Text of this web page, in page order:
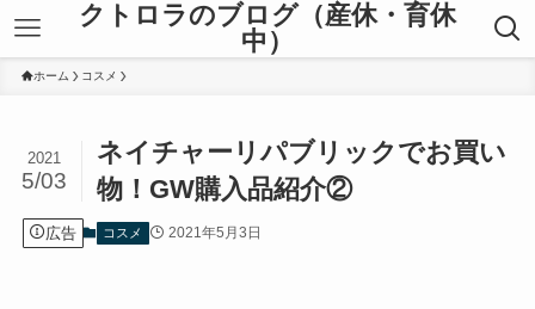
クトロラのブログ（産休・育休
中）
ホーム コスメ
ネイチャーリパブリックでお買い
物！GW購入品紹介②
2021
5/03
広告 コスメ 2021年5月3日